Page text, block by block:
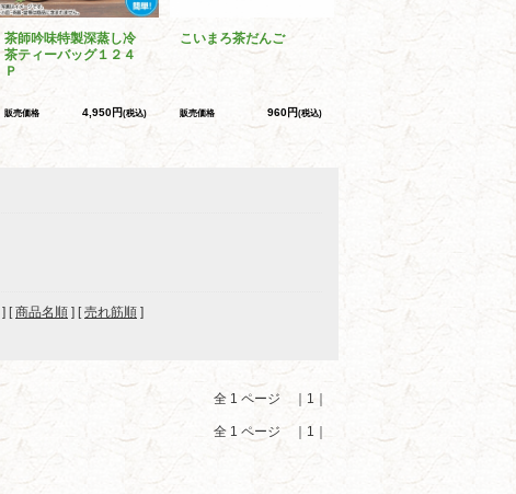
茶師吟味特製深蒸し冷
茶ティーバッグ１２４
Ｐ
販売価格 4,950円(税込)
こいまろ茶だんご
販売価格 960円(税込)
] [商品名順 ] [売れ筋順 ]
全 1 ページ ｜1｜
全 1 ページ ｜1｜